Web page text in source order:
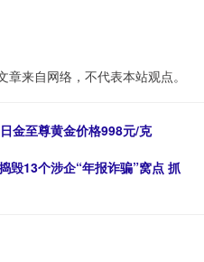
章来自网络，不代表本站观点。
金至尊黄金价格998元/克
毁13个涉企“年报诈骗”窝点 抓